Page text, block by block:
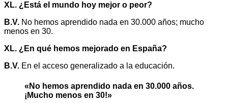
XL. ¿Está el mundo hoy mejor o peor?
B.V. No hemos aprendido nada en 30.000 años; mucho
menos en 30.
XL. ¿En qué hemos mejorado en España?
B.V. En el acceso generalizado a la educación.
«No hemos aprendido nada en 30.000 años.
¡Mucho menos en 30!»